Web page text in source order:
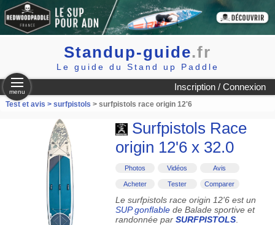
Standup-guide.fr
Le guide du Stand up Paddle
Inscription / Connexion
menu
Test et avis > surfpistols > surfpistols race origin 12'6
Surfpistols Race
origin 12'6 x 32.0
Photos Vidéos Avis
Acheter Tester Comparer
Le surfpistols race origin 12'6 est un
SUP gonflablede Balade sportive et
randonnée par SURFPISTOLS.